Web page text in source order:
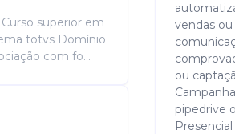
superior em
totvs Domínio
com fo...
vendas
ou
pipedrive